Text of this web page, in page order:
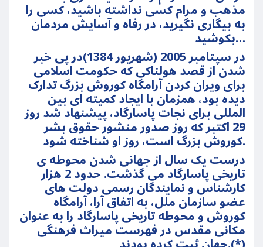
مذهب و مرام کسی نداشته باشید، کسی را
به بیگاری نگیرید، در رفاه و آسایش مردمان
بکوشید…
در سپتامبر 2005 (شهریور 1384)در پی خبر
شدن از قصد هولناکی که حکومت اسلامی
برای ویران کردن آرامگاه کوروش بزرگ تدارک
دیده بود، همزمان با ایجاد کمیته ای بین
المللی برای نجات پاسارگاد، پیشنهاد شد روز
29 اکتبر که روز صدور منشور حقوق بشر
کوروش بزرگ است، روز او شناخته شود.
درست یک سال از جهانی شدن محوطه ی
تاریخی پاسارگاد می گذشت. حدود 2 هزار
کارشناس و نمایندگان رسمی دولت های
عضو سازمان ملل، به اتفاق آرا، آرامگاه
کوروش و محوطه تاریخی پاسارگاد را به عنوان
مکانی مقدس در فهرست میراث فرهنگی